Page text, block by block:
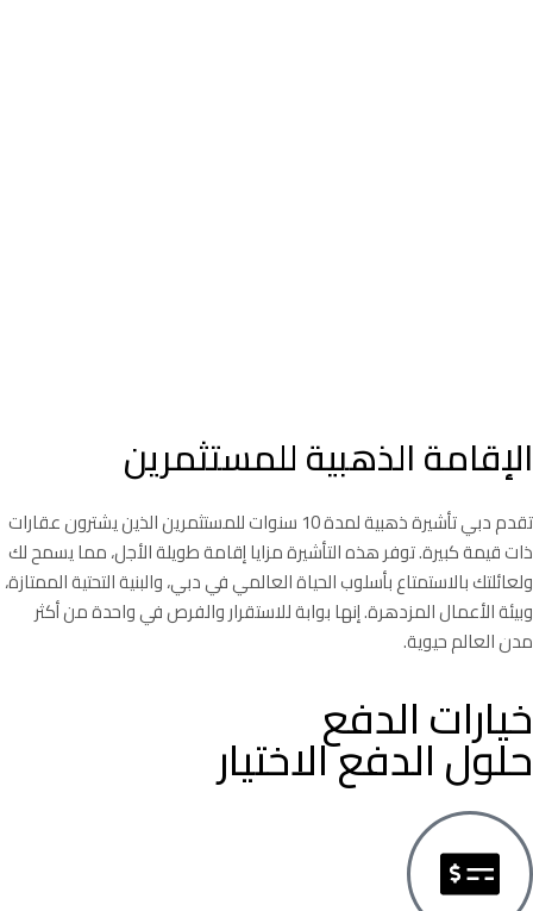
الإقامة الذهبية للمستثمرين
تقدم دبي تأشيرة ذهبية لمدة 10 سنوات للمستثمرين الذين يشترون عقارات
ذات قيمة كبيرة. توفر هذه التأشيرة مزايا إقامة طويلة الأجل، مما يسمح لك
ولعائلتك بالاستمتاع بأسلوب الحياة العالمي في دبي، والبنية التحتية الممتازة،
وبيئة الأعمال المزدهرة. إنها بوابة للاستقرار والفرص في واحدة من أكثر
مدن العالم حيوية.
خيارات الدفع
حلول الدفع الاختيار